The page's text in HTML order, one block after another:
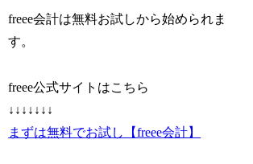
freee会計は無料お試しから始められま
す。
freee公式サイトはこちら
↓↓↓↓↓↓↓
まずは無料でお試し【freee会計】